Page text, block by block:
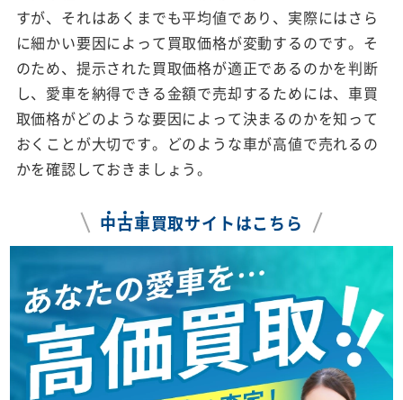
すが、それはあくまでも平均値であり、実際にはさら
に細かい要因によって買取価格が変動するのです。そ
のため、提示された買取価格が適正であるのかを判断
し、愛車を納得できる金額で売却するためには、車買
取価格がどのような要因によって決まるのかを知って
おくことが大切です。どのような車が高値で売れるの
かを確認しておきましょう。
中古車買取サイトはこちら